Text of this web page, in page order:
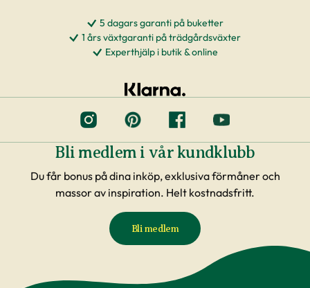
5 dagars garanti på buketter
1 års växtgaranti på trädgårdsväxter
Experthjälp i butik & online
Bli medlem i vår kundklubb
Du får bonus på dina inköp, exklusiva förmåner och
massor av inspiration. Helt kostnadsfritt.
Bli medlem